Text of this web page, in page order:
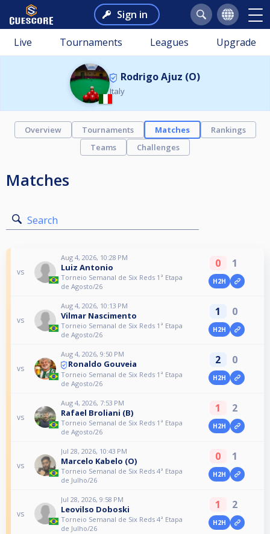
Sign in
Live Tournaments Leagues Upgrade
Rodrigo Ajuz (O)
Italy
Overview Tournaments Matches
Rankings
Teams
Challenges
Matches
Search
vs
Aug 4, 2026, 10:28 PM
Luiz Antonio
Torneio Semanal de Six Reds 1ª Etapa
de Agosto/26
0 1
H2H
vs
Aug 4, 2026, 10:13 PM
Vilmar Nascimento
Torneio Semanal de Six Reds 1ª Etapa
de Agosto/26
1 0
H2H
vs
Aug 4, 2026, 9:50 PM
Ronaldo Gouveia
Torneio Semanal de Six Reds 1ª Etapa
de Agosto/26
2 0
H2H
vs
Aug 4, 2026, 7:53 PM
Rafael Broliani (B)
Torneio Semanal de Six Reds 1ª Etapa
de Agosto/26
1 2
H2H
vs
Jul 28, 2026, 10:43 PM
Marcelo Kabelo (O)
Torneio Semanal de Six Reds 4ª Etapa
de Julho/26
0 1
H2H
vs
Jul 28, 2026, 9:58 PM
Leovilso Doboski
Torneio Semanal de Six Reds 4ª Etapa
de Julho/26
1 2
H2H